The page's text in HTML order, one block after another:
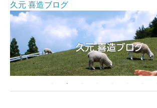
久元 喜造ブログ